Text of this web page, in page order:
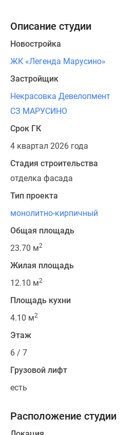
Описание студии
Новостройка
ЖК «Легенда Марусино»
Застройщик
Некрасовка Девелопмент
СЗ МАРУСИНО
Срок ГК
4 квартал 2026 года
Стадия строительства
отделка фасада
Тип проекта
монолитно-кирпичный
Общая площадь
23.70 м2
Жилая площадь
12.10 м2
Площадь кухни
4.10 м2
Этаж
6 / 7
Грузовой лифт
есть
Расположение студии